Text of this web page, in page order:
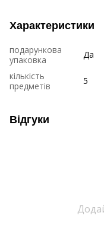
Характеристики
подарункова
упаковка
Да
кількість
предметів
5
Відгуки